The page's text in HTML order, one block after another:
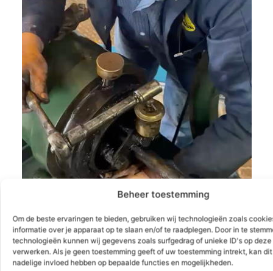
Beheer toestemming
Om de beste ervaringen te bieden, gebruiken wij technologieën zoals
informatie over je apparaat op te slaan en/of te raadplegen. Door in te
technologieën kunnen wij gegevens zoals surfgedrag of unieke ID's op deze
verwerken. Als je geen toestemming geeft of uw toestemming intrekt, kan
nadelige invloed hebben op bepaalde functies en mogelijkheden.
Aan de slag!